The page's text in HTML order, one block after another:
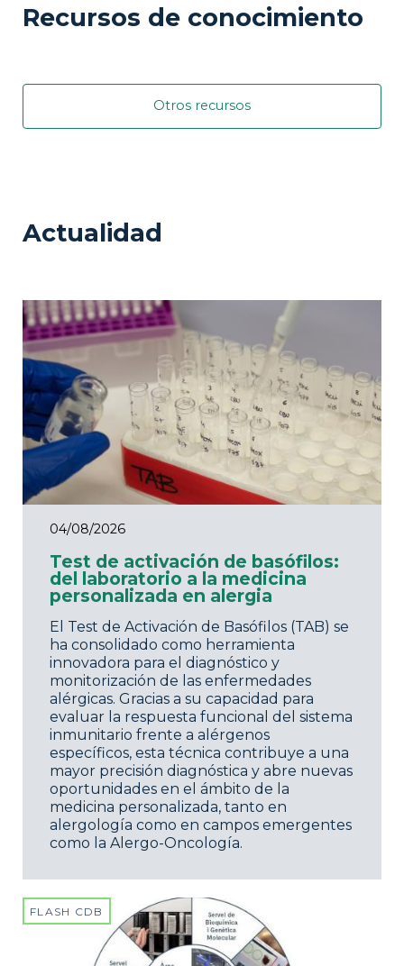
Recursos de conocimiento
Otros recursos
Actualidad
04/08/2026
Test de activación de basófilos:
del laboratorio a la medicina
personalizada en alergia
El Test de Activación de Basófilos (TAB) se
ha consolidado como herramienta
innovadora para el diagnóstico y
monitorización de las enfermedades
alérgicas. Gracias a su capacidad para
evaluar la respuesta funcional del sistema
inmunitario frente a alérgenos
específicos, esta técnica contribuye a una
mayor precisión diagnóstica y abre nuevas
oportunidades en el ámbito de la
medicina personalizada, tanto en
alergología como en campos emergentes
como la Alergo-Oncología.
FLASH CDB